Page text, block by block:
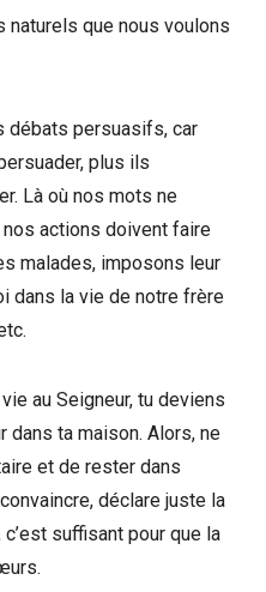
naturels que nous voulons
débats persuasifs, car
plus ils
Là où nos mots ne
actions doivent faire
malades, imposons leur
dans la vie de notre frère
au Seigneur, tu deviens
dans ta maison. Alors, ne
et de rester dans
déclare juste la
suffisant pour que la